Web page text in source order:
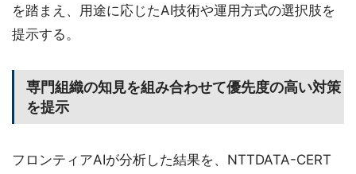
を踏まえ、用途に応じたAI技術や運用方式の選択肢を
提示する。
専門組織の知見を組み合わせて優先度の高い対策
を提示
フロンティアAIが分析した結果を、NTTDATA-CERT